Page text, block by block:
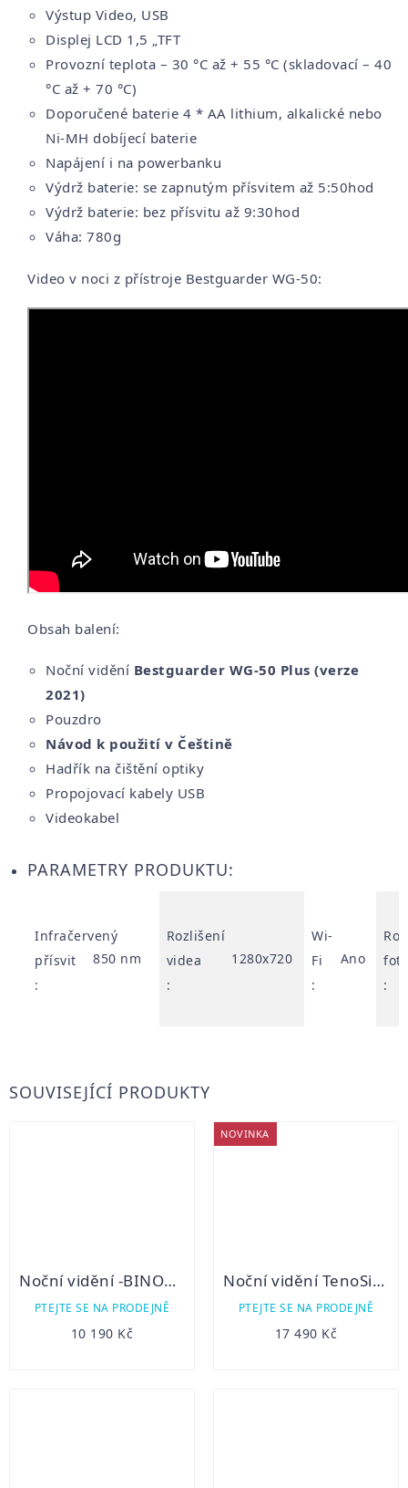
Výstup Video, USB
Displej LCD 1,5 „TFT
Provozní teplota – 30 °C až + 55 °C (skladovací – 40
°C až + 70 °C)
Doporučené baterie 4 * AA lithium, alkalické nebo
Ni-MH dobíjecí baterie
Napájení i na powerbanku
Výdrž baterie: se zapnutým přísvitem až 5:50hod
Výdrž baterie: bez přísvitu až 9:30hod
Váha: 780g
Video v noci z přístroje Bestguarder WG-50:
Obsah balení:
Noční vidění Bestguarder WG-50 Plus (verze
2021)
Pouzdro
Návod k použití v Češtině
Hadřík na čištění optiky
Propojovací kabely USB
Videokabel
PARAMETRY PRODUKTU:
Infračervený
přísvit
:
850 nm
Rozlišení
videa
:
1280x720
Wi-
Fi
:
Ano
:
SOUVISEJÍCÍ PRODUKTY
Noční vidění -BINOKULÁR BESTGUARDER NV-900
PTEJTE SE NA PRODEJNĚ
10 190 Kč
NOVINKA
Noční vidění TenoSight Bino NV-80
PTEJTE SE NA PRODEJNĚ
17 490 Kč